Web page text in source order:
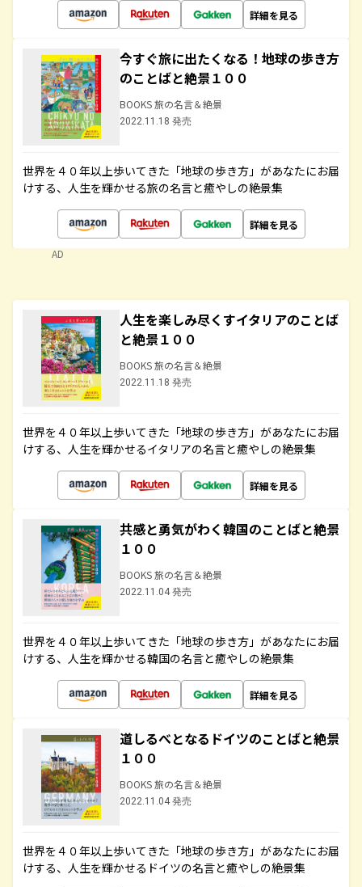
詳細を見る
今すぐ旅に出たくなる！地球の歩き方
のことばと絶景１００
BOOKS 旅の名言＆絶景
2022.11.18 発売
世界を４０年以上歩いてきた「地球の歩き方」があなたにお届
けする、人生を輝かせる旅の名言と癒やしの絶景集
詳細を見る
AD
人生を楽しみ尽くすイタリアのことば
と絶景１００
BOOKS 旅の名言＆絶景
2022.11.18 発売
世界を４０年以上歩いてきた「地球の歩き方」があなたにお届
けする、人生を輝かせるイタリアの名言と癒やしの絶景集
詳細を見る
共感と勇気がわく韓国のことばと絶景
１００
BOOKS 旅の名言＆絶景
2022.11.04 発売
世界を４０年以上歩いてきた「地球の歩き方」があなたにお届
けする、人生を輝かせる韓国の名言と癒やしの絶景集
詳細を見る
道しるべとなるドイツのことばと絶景
１００
BOOKS 旅の名言＆絶景
2022.11.04 発売
世界を４０年以上歩いてきた「地球の歩き方」があなたにお届
けする、人生を輝かせるドイツの名言と癒やしの絶景集